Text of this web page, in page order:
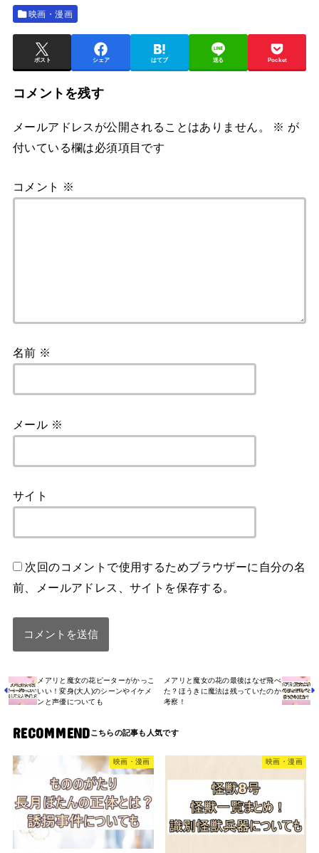
映画・漫画
ポスト シェア はてブ 送る Pocket
コメントを残す
メールアドレスが公開されることはありません。 ※ が
付いている欄は必須項目です
コメント ※
名前 ※
メール ※
サイト
次回のコメントで使用するためブラウザーに自分の名
前、メールアドレス、サイトを保存する。
メアリと魔女の花ピーターがかっこ
いい！変身(大人)のシーンやイケメ
ンと声優についても
メアリと魔女の花の最後はなぜ飛べ
た？ほうきに魔法は残っていたのか
考察！
RECOMMEND
映画・漫画 映画・漫画